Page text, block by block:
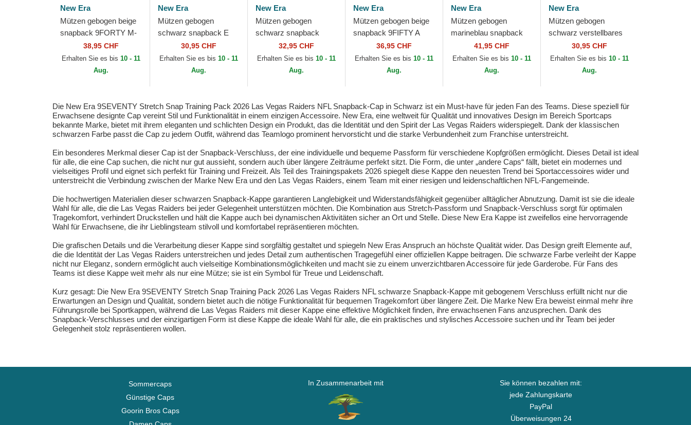
New Era
Mützen gebogen beige
snapback 9FORTY M-
Crown Training Pack
2026 der Las Vegas
Raiders NFL von New...
38,95 CHF
Erhalten Sie es bis 10 - 11
Aug.
New Era
Mützen gebogen
schwarz snapback E
Frame Essential der
Las Vegas Raiders NFL
von New Era
30,95 CHF
Erhalten Sie es bis 10 - 11
Aug.
New Era
Mützen gebogen
schwarz snapback
9FORTY M-Crown
Team der Las Vegas
Raiders NFL von New
32,95 CHF
Erhalten Sie es bis 10 - 11
Aug.
New Era
Mützen gebogen beige
snapback 9FIFTY A
Frame Classic der Las
Vegas Raiders NFL von
36,95 CHF
Erhalten Sie es bis 10 - 11
Aug.
New Era
Mützen gebogen
marineblau snapback
9SEVENTY Stretch
Snap Great Britain 2026
World Baseball...
41,95 CHF
Erhalten Sie es bis 10 - 11
Aug.
New Era
Mützen gebogen
schwarz verstellbares
band 9FORTY The
League der Las Vegas
Raiders NFL von New
30,95 CHF
Erhalten Sie es bis10 - 11
Aug.
Die New Era 9SEVENTY Stretch Snap Training Pack 2026 Las Vegas Raiders NFL Snapback-Cap in Schwarz ist ein Must-have für jeden Fan des Teams. Diese speziell für
Erwachsene designte Cap vereint Stil und Funktionalität in einem einzigen Accessoire. New Era, eine weltweit für Qualität und innovatives Design im Bereich Sportcaps
bekannte Marke, bietet mit ihrem eleganten und schlichten Design ein Produkt, das die Identität und den Spirit der Las Vegas Raiders widerspiegelt. Dank der klassischen
schwarzen Farbe passt die Cap zu jedem Outfit, während das Teamlogo prominent hervorsticht und die starke Verbundenheit zum Franchise unterstreicht.
Ein besonderes Merkmal dieser Cap ist der Snapback-Verschluss, der eine individuelle und bequeme Passform für verschiedene Kopfgrößen ermöglicht. Dieses Detail ist ideal
für alle, die eine Cap suchen, die nicht nur gut aussieht, sondern auch über längere Zeiträume perfekt sitzt. Die Form, die unter „andere Caps“ fällt, bietet ein modernes und
vielseitiges Profil und eignet sich perfekt für Training und Freizeit. Als Teil des Trainingspakets 2026 spiegelt diese Kappe den neuesten Trend bei Sportaccessoires wider und
unterstreicht die Verbindung zwischen der Marke New Era und den Las Vegas Raiders, einem Team mit einer riesigen und leidenschaftlichen NFL-Fangemeinde.
Die hochwertigen Materialien dieser schwarzen Snapback-Kappe garantieren Langlebigkeit und Widerstandsfähigkeit gegenüber alltäglicher Abnutzung. Damit ist sie die ideale
Wahl für alle, die die Las Vegas Raiders bei jeder Gelegenheit unterstützen möchten. Die Kombination aus Stretch-Passform und Snapback-Verschluss sorgt für optimalen
Tragekomfort, verhindert Druckstellen und hält die Kappe auch bei dynamischen Aktivitäten sicher an Ort und Stelle. Diese New Era Kappe ist zweifellos eine hervorragende
Wahl für Erwachsene, die ihr Lieblingsteam stilvoll und komfortabel repräsentieren möchten.
Die grafischen Details und die Verarbeitung dieser Kappe sind sorgfältig gestaltet und spiegeln New Eras Anspruch an höchste Qualität wider. Das Design greift Elemente auf,
die die Identität der Las Vegas Raiders unterstreichen und jedes Detail zum authentischen Tragegefühl einer offiziellen Kappe beitragen. Die schwarze Farbe verleiht der Kappe
nicht nur Eleganz, sondern ermöglicht auch vielseitige Kombinationsmöglichkeiten und macht sie zu einem unverzichtbaren Accessoire für jede Garderobe. Für Fans des
Teams ist diese Kappe weit mehr als nur eine Mütze; sie ist ein Symbol für Treue und Leidenschaft.
Kurz gesagt: Die New Era 9SEVENTY Stretch Snap Training Pack 2026 Las Vegas Raiders NFL schwarze Snapback-Kappe mit gebogenem Verschluss erfüllt nicht nur die
Erwartungen an Design und Qualität, sondern bietet auch die nötige Funktionalität für bequemen Tragekomfort über längere Zeit. Die Marke New Era beweist einmal mehr ihre
Führungsrolle bei Sportkappen, während die Las Vegas Raiders mit dieser Kappe eine effektive Möglichkeit finden, ihre erwachsenen Fans anzusprechen. Dank des
Snapback-Verschlusses und der einzigartigen Form ist diese Kappe die ideale Wahl für alle, die ein praktisches und stylisches Accessoire suchen und ihr Team bei jeder
Gelegenheit stolz repräsentieren wollen.
Sommercaps
Günstige Caps
Goorin Bros Caps
In Zusammenarbeit mit
Sie können bezahlen mit:
jede Zahlungskarte
PayPal
Überweisungen 24